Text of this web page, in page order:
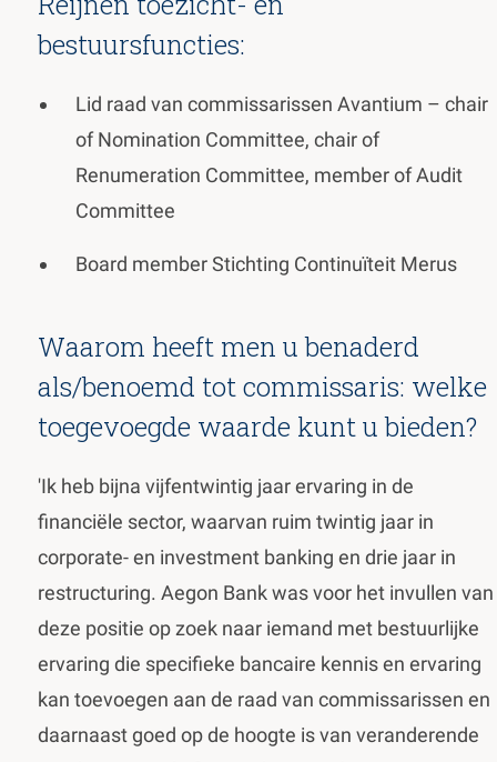
bestuursfuncties:
Lid raad van commissarissen Avantium – chair
of Nomination Committee, chair of
Renumeration Committee, member of Audit
Committee
Board member Stichting Continuïteit Merus
Waarom heeft men u benaderd
als/benoemd tot commissaris: welke
toegevoegde waarde kunt u bieden?
'Ik heb bijna vijfentwintig jaar ervaring in de
financiële sector, waarvan ruim twintig jaar in
corporate- en investment banking en drie jaar in
restructuring. Aegon Bank was voor het invullen van
deze positie op zoek naar iemand met bestuurlijke
ervaring die specifieke bancaire kennis en ervaring
kan toevoegen aan de raad van commissarissen en
daarnaast goed op de hoogte is van veranderende